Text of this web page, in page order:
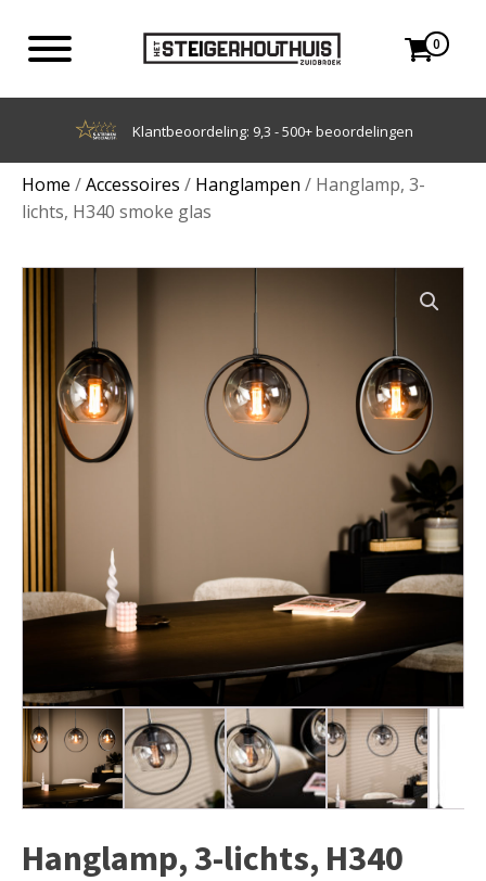
0
Achteraf betalen met Klarna
Home /Accessoires / Hanglampen / Hanglamp, 3-
lichts, H340 smoke glas
Hanglamp, 3-lichts, H340